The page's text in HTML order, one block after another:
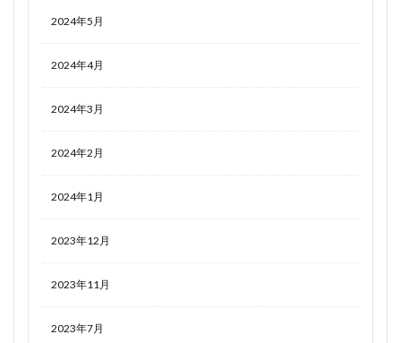
2024年5月
2024年4月
2024年3月
2024年2月
2024年1月
2023年12月
2023年11月
2023年7月